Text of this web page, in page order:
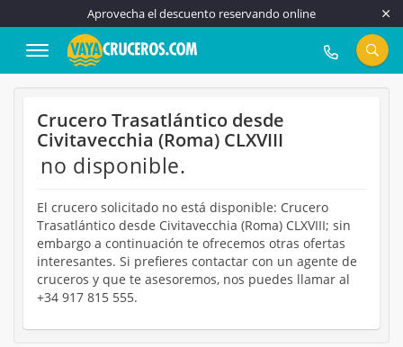
Aprovecha el descuento reservando online
917 815 555
Crucero Trasatlántico desde
Civitavecchia (Roma) CLXVIII
no disponible.
El crucero solicitado no está disponible: Crucero
Trasatlántico desde Civitavecchia (Roma) CLXVIII; sin
embargo a continuación te ofrecemos otras ofertas
interesantes. Si prefieres contactar con un agente de
cruceros y que te asesoremos, nos puedes llamar al
+34 917 815 555.